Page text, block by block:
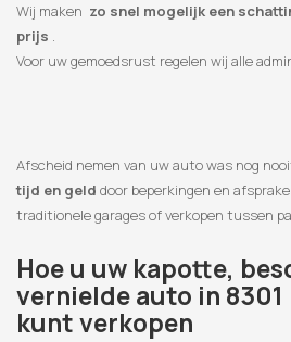
Wij maken zo snel mogelijk een
prijs .
Voor uw gemoedsrust regelen wij alle
Afscheid nemen van uw auto was nog
tijd en geld door beperkingen en
traditionele garages of verkopen tussen
Hoe u uw kapotte,
vernielde auto in 8301
kunt verkopen